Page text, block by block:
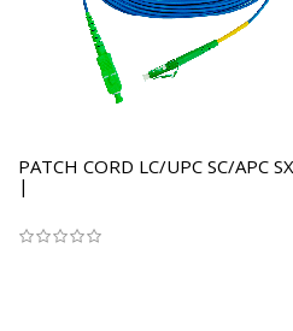
PATCH CORD LC/UPC SC/
|